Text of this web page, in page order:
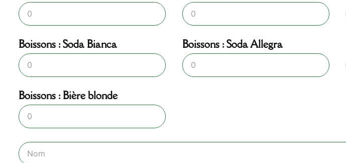
Boissons : Soda Bianca Boissons : Soda Allegra
Boissons : Bière blonde